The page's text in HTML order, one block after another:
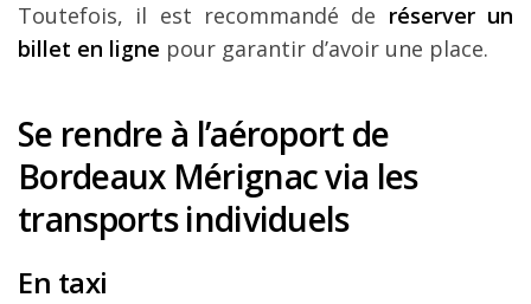
Toutefois, il est recommandé de réserver un
billet en ligne pour garantir d’avoir une place.
Se rendre à l’aéroport de
Bordeaux Mérignac via les
transports individuels
En taxi